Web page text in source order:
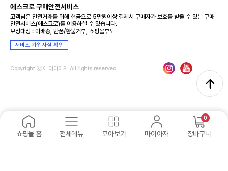
쇼핑몰 홈 전체메뉴 모아보기 마이아자 장바구니
0
에스크로 구매안전서비스
고객님은 안전거래를 위해 현금으로 5만원이상 결제시 구매자가 보호를 받을 수 있는 구매
안전서비스(에스크로)를 이용하실 수 있습니다.
보상대상 : 미배송, 반품/환불거부, 쇼핑몰부도
서비스 가입사실 확인
Copyright ⓒ 애터미아자 All rights reserved.